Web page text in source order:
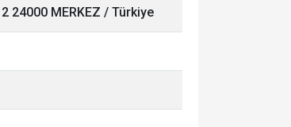
24000 MERKEZ / Türkiye